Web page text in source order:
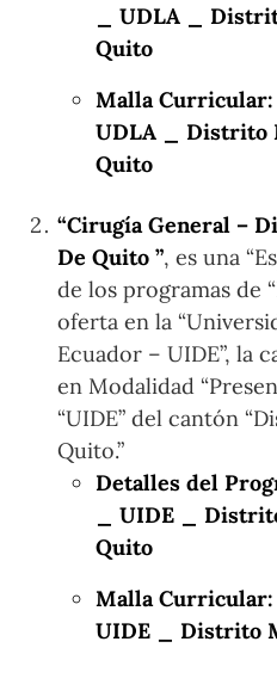
_ UDLA _
Quito
Malla Curricular:
UDLA _ Distrito
Quito
“Cirugía General –
De Quito ”, es una
de los programas de
oferta en la
Ecuador – UIDE”, la
en Modalidad
“UIDE” del cantón
Quito.”
Detalles del
_ UIDE _
Quito
Malla Curricular:
UIDE _ Distrito